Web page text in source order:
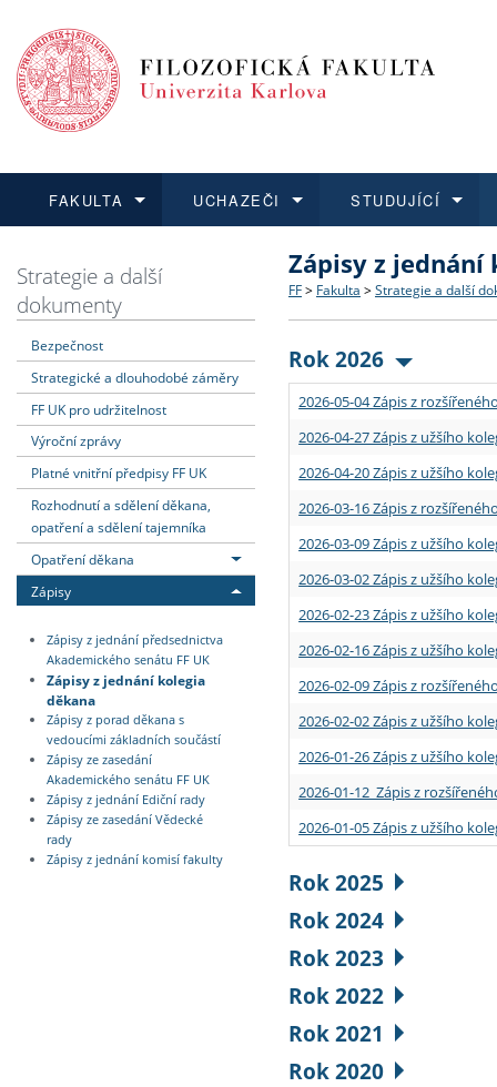
FAKULTA
Dozvědět se více
Struktura a historie
Strategie a další
Podpora a benefity pro
Absolventi fakulty
UCHAZEČI
Podat přihlášku
Co studovat a jak se
Učitelské studijní
Informace k průběhu
STUDUJÍCÍ
Dozvědět se více
Bakalářské a magisterské
Doktorské studium
Rigorózní řízení
Dozvědět se více
O vědě a výzkumu na FF
Akademické kvalifikace
Granty a projekty
Dozvědět se více
Aktuální nabídky a
Vyjíždějící studenti
Přijíždějící studenti
Vyjíždějící zaměstnanci
Strategie a další
dokumenty
Bezpečnost
Strategické a dlouhodobé záměry
FF UK pro udržitelnost
Výroční zprávy
Platné vnitřní předpisy FF UK
Rozhodnutí a sdělení děkana,
opatření a sdělení tajemníka
Opatření děkana
Zápisy
Zápisy z jednání předsednictva
Akademického senátu FF UK
Zápisy z jednání kolegia
děkana
Zápisy z porad děkana s
vedoucími základních součástí
Zápisy ze zasedání
Akademického senátu FF UK
Zápisy z jednání Ediční rady
Zápisy ze zasedání Vědecké
rady
Zápisy z jednání komisí fakulty
Zápisy z jednání
FF > Fakulta > Strategie a další
Rok 2026
2026-05-04 Zápis z
2026-04-27 Zápis z užšího
2026-04-20 Zápis z užšího
2026-03-16 Zápis z
2026-03-09 Zápis z užšího
2026-03-02 Zápis z užšího
2026-02-23 Zápis z užšího
2026-02-16 Zápis z užšího
2026-02-09 Zápis z
2026-02-02 Zápis z užšího
2026-01-26 Zápis z užšího
2026-01-12 Zápis z
2026-01-05 Zápis z užšího
Rok 2025
Rok 2024
Rok 2023
Rok 2022
Rok 2021
Rok 2020